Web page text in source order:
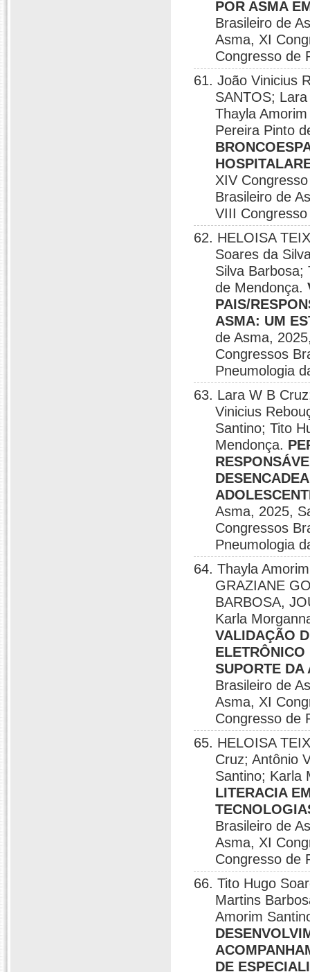
POR ASMA
Brasileiro de
Asma, XI
Congresso de
61. João Vinicius
SANTOS;
Thayla
Pereira Pinto
XIV
Brasileiro de
VIII
62. HELOISA
Soares da
Silva Barbosa;
de Mendonça.
PAIS/
ASMA: UM
de Asma,
Congressos
Pneumologia
63. Lara W B
Vinicius
Santino; Tito
Mendonça.
Asma, 2025,
Congressos
Pneumologia
64. Thayla
GRAZIANE
BARBOSA,
Karla
VALIDAÇÃO
SUPORTE
Brasileiro de
Asma, XI
Congresso de
65. HELOISA
Cruz; Antônio
Santino; Karla
LITERACIA
Brasileiro de
Asma, XI
Congresso de
66. Tito Hugo
Martins
Amorim
DE